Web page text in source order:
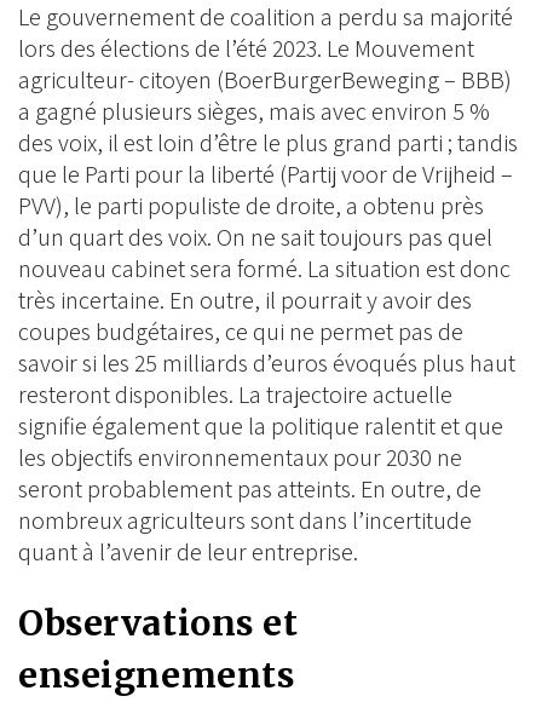
Le gouvernement de coalition a perdu sa majorité
lors des élections de l’été 2023. Le Mouvement
agriculteur- citoyen (BoerBurgerBeweging – BBB)
a gagné plusieurs sièges, mais avec environ 5 %
des voix, il est loin d’être le plus grand parti ; tandis
que le Parti pour la liberté (Partij voor de Vrijheid –
PVV), le parti populiste de droite, a obtenu près
d’un quart des voix. On ne sait toujours pas quel
nouveau cabinet sera formé. La situation est donc
très incertaine. En outre, il pourrait y avoir des
coupes budgétaires, ce qui ne permet pas de
savoir si les 25 milliards d’euros évoqués plus haut
resteront disponibles. La trajectoire actuelle
signifie également que la politique ralentit et que
les objectifs environnementaux pour 2030 ne
seront probablement pas atteints. En outre, de
nombreux agriculteurs sont dans l’incertitude
quant à l’avenir de leur entreprise.
Observations et
enseignements